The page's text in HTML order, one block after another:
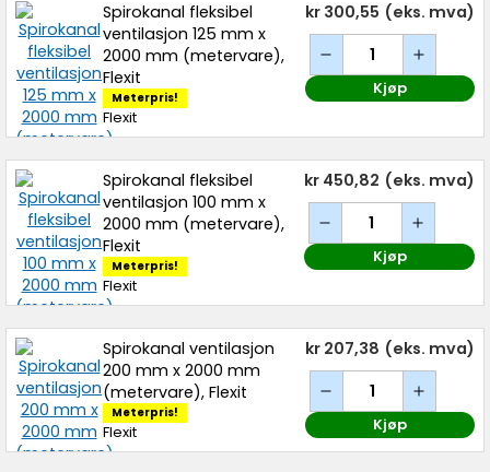
Spirokanal fleksibel
ventilasjon 125 mm x
2000 mm (metervare),
Flexit
Meterpris!
Flexit
kr 300,55 (eks. mva)
Kjøp
Spirokanal fleksibel
ventilasjon 100 mm x
2000 mm (metervare),
Flexit
Meterpris!
Flexit
kr 450,82 (eks. mva)
Kjøp
Spirokanal ventilasjon
200 mm x 2000 mm
(metervare), Flexit
Meterpris!
Flexit
kr 207,38 (eks. mva)
Kjøp